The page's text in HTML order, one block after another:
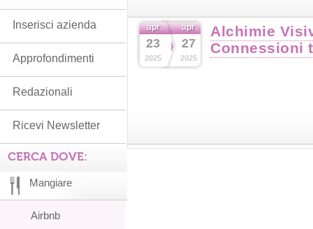
apr
23
2025
apr
27
2025
Alchimie
Connessioni
Inserisci azienda
Approfondimenti
Redazionali
Ricevi Newsletter
CERCA DOVE:
Mangiare
Airbnb